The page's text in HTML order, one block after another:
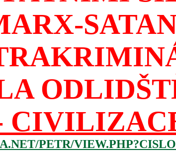
PETR/